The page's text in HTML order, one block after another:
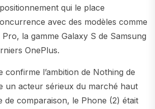
qui le place
avec des modèles comme
la gamme Galaxy S de Samsung
OnePlus.
confirme l’ambition de Nothing de
un acteur sérieux du marché haut
de comparaison, le Phone (2) était